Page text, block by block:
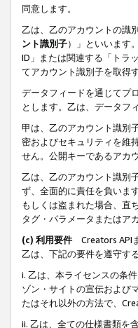
同意します。
乙は、乙のアカウントの識
ント識別子）」といいます
ID」または関連する「トラ
てアカウント識別子を取得
データフィードを通じてプ
とします。乙は、データフ
甲は、乙のアカウント識別
密およびセキュリティを維
せん。公開キーであるアカ
乙は、乙のアカウント識別
ず、全面的に責任を負いま
もしくは盗まれた場合、直
タグ・パラメータまたはア
(c) 利用要件 Creators API
乙は、下記の要件を遵守す
i. 乙は、本ライセンスの条
ゾン・サイトの宣伝および
たはそれ以外の方法で、
ii. 乙は、全ての仕様書類を